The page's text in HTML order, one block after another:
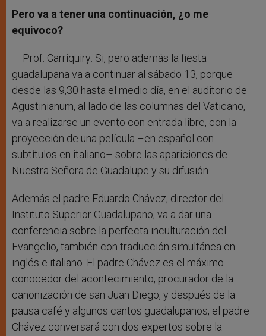
Pero va a tener una continuación, ¿o me
equivoco?
— Prof. Carriquiry: Si, pero además la fiesta
guadalupana va a continuar al sábado 13, porque
desde las 9,30 hasta el medio día, en el auditorio de
Agustinianum, al lado de las columnas del Vaticano,
va a realizarse un evento con entrada libre, con la
proyección de una película –en español con
subtítulos en italiano– sobre las apariciones de
Nuestra Señora de Guadalupe y su difusión.
Además el padre Eduardo Chávez, director del
Instituto Superior Guadalupano, va a dar una
conferencia sobre la perfecta inculturación del
Evangelio, también con traducción simultánea en
inglés e italiano. El padre Chávez es el máximo
conocedor del acontecimiento, procurador de la
canonización de san Juan Diego, y después de la
pausa café y algunos cantos guadalupanos, el padre
Chávez conversará con dos expertos sobre la